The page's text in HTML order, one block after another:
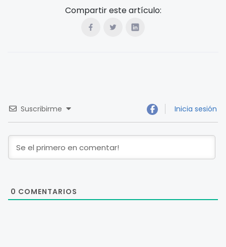
Compartir este artículo:
Suscribirme Inicia sesión
0 COMENTARIOS